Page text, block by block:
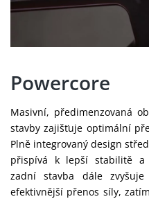
Powercore
Masivní, předimenzovaná
stavby zajišťuje optimální
Plně integrovaný design
přispívá k lepší stabilitě a
zadní stavba dále
efektivnější přenos síly,